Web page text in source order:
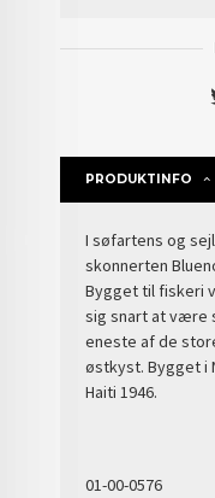
PRODUKTINFO
I søfartens og
skonnerten
Bygget til fiskeri
sig snart at være
eneste af de
østkyst. Bygget i
Haiti 1946.
01-00-0576